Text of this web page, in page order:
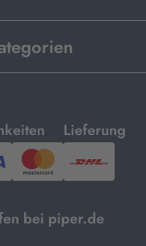
und
Lieferung
mit
DHL.
bei piper.de